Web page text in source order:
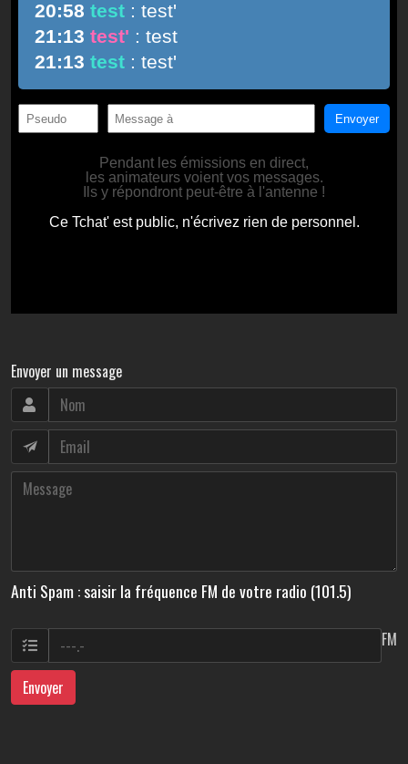
Envoyer un message
Anti Spam : saisir la fréquence FM de votre radio (101.5)
FM
Envoyer